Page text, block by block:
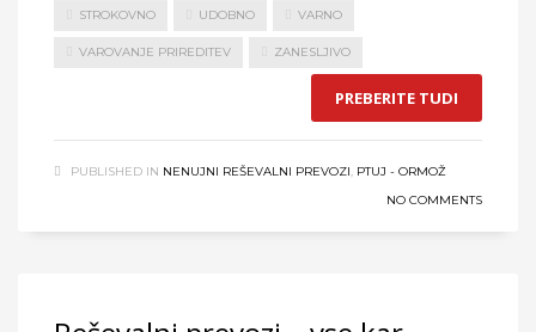
STROKOVNO UDOBNO VARNO
VAROVANJE PRIREDITEV ZANESLJIVO
PREBERITE TUDI
PUBLISHED IN NENUJNI REŠEVALNI PREVOZI, PTUJ - ORMOŽ
NO COMMENTS